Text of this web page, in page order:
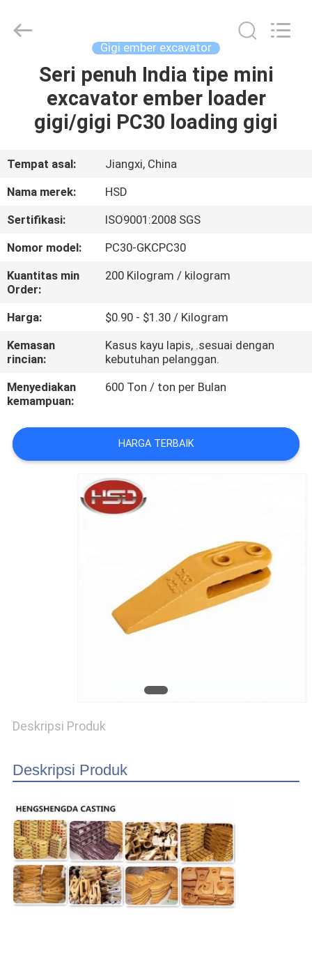
RUMAH
PRODUK
TENTANG
KAMI
TUR
PABRIK
KONTROL
KUALITAS
HUBUNGI
KAMI
PERMINTAAN
PENAWARAN
SITEMAP
Spare
Parts
Gigi ember excavator
Seri penuh India tipe mini
excavator ember loader
gigi/gigi PC30 loading gigi
Tempat asal:
Jiangxi, China
Nama merek:
HSD
Sertifikasi:
ISO9001:2008 SGS
Nomor model:
PC30-GKCPC30
Kuantitas min
Order:
200 Kilogram / kilogram
Harga:
$0.90 - $1.30 / Kilogram
Kemasan
rincian:
Kasus kayu lapis, .sesuai dengan
kebutuhan pelanggan.
Menyediakan
kemampuan:
600 Ton / ton per Bulan
HARGA TERBAIK
Deskripsi Produk
Deskripsi Produk